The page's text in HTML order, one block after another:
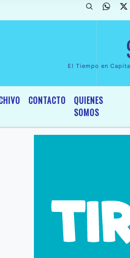
InterÃ©s General y Legislativo,
El Tiempo en
CONTACTO
QUIENES
SOMOS